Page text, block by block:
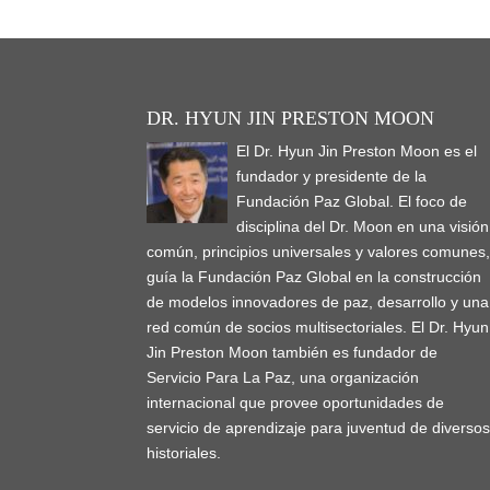
DR. HYUN JIN PRESTON MOON
El Dr. Hyun Jin Preston Moon es el
fundador y presidente de la
Fundación Paz Global. El foco de
disciplina del Dr. Moon en una visión
común, principios universales y valores comunes,
guía la Fundación Paz Global en la construcción
de modelos innovadores de paz, desarrollo y una
red común de socios multisectoriales. El Dr. Hyun
Jin Preston Moon también es fundador de
Servicio Para La Paz, una organización
internacional que provee oportunidades de
servicio de aprendizaje para juventud de diversos
historiales.